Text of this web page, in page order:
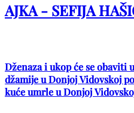
AJKA - SEFIJA
Dženaza i ukop će se obaviti
džamije u Donjoj Vidovskoj
kuće umrle u Donjoj